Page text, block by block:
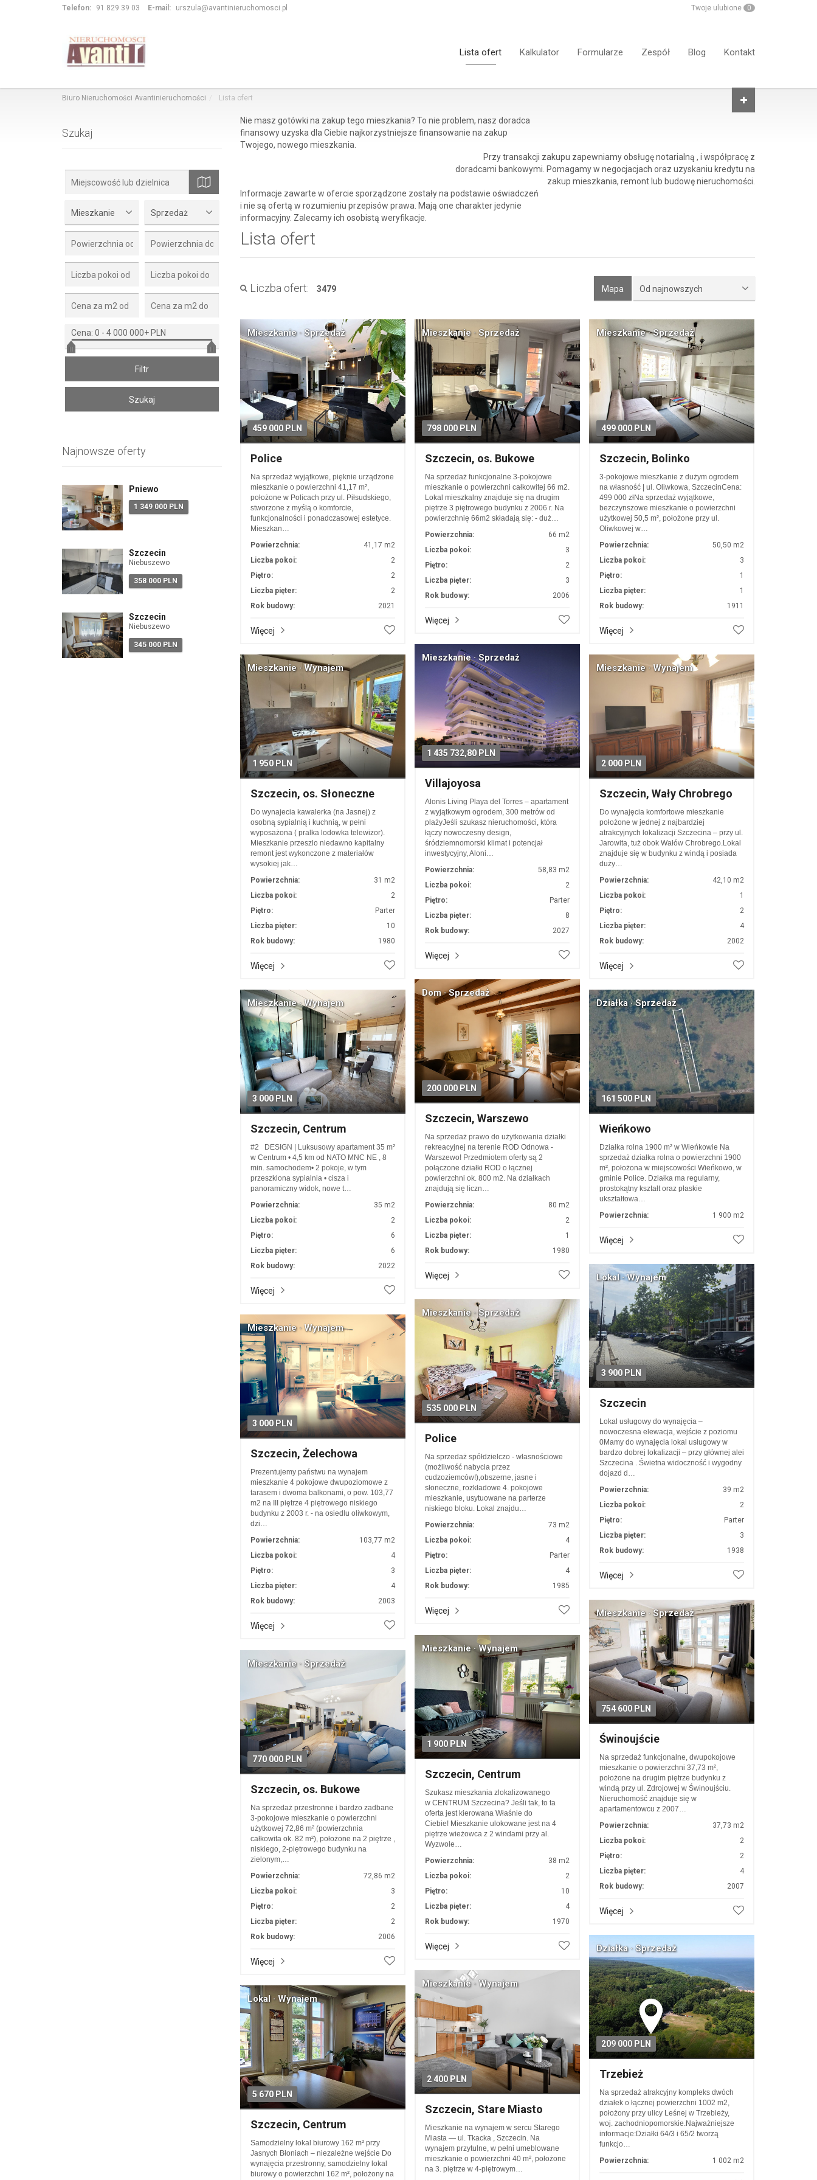
Telefon: 91 829 39 03 E-mail: urszula@avantinieruchomosci.pl Twoje ulubione 0
Lista ofert Kalkulator Formularze Zespół Blog Kontakt
Biuro Nieruchomości Avantinieruchomości Lista ofert
Szukaj
Mieszkanie Sprzedaż
Cena: 0 - 4 000 000+ PLN
Najnowsze oferty
Pniewo
1 349 000 PLN
Szczecin
Niebuszewo
358 000 PLN
Szczecin
Niebuszewo
345 000 PLN
Nie masz gotówki na zakup tego mieszkania? To nie problem, nasz doradca
finansowy uzyska dla Ciebie najkorzystniejsze finansowanie na zakup
Twojego, nowego mieszkania.
Przy transakcji zakupu zapewniamy obsługę notarialną , i współpracę z
doradcami bankowymi. Pomagamy w negocjacjach oraz uzyskaniu kredytu na
zakup mieszkania, remont lub budowę nieruchomości.
Informacje zawarte w ofercie sporządzone zostały na podstawie oświadczeń
i nie są ofertą w rozumieniu przepisów prawa. Mają one charakter jedynie
informacyjny. Zalecamy ich osobistą weryfikacje.
Lista ofert
Liczba ofert: 3479 Mapa Od najnowszych
459 000 PLN
Mieszkanie · Sprzedaż
Police
Na sprzedaż wyjątkowe, pięknie urządzone
mieszkanie o powierzchni 41,17 m²,
położone w Policach przy ul. Piłsudskiego,
stworzone z myślą o komforcie,
funkcjonalności i ponadczasowej estetyce.
Mieszkan…
Powierzchnia:
41,17 m2
Liczba pokoi:
2
Piętro:
2
Liczba pięter:
2
Rok budowy:
2021
Więcej
798 000 PLN
Mieszkanie · Sprzedaż
Szczecin, os. Bukowe
Na sprzedaż funkcjonalne 3-pokojowe
mieszkanie o powierzchni całkowitej 66 m2.
Lokal mieszkalny znajduje się na drugim
piętrze 3 piętrowego budynku z 2006 r. Na
powierzchnię 66m2 składają się: - duż…
Powierzchnia:
66 m2
Liczba pokoi:
3
Piętro:
2
Liczba pięter:
3
Rok budowy:
2006
Więcej
499 000 PLN
Mieszkanie · Sprzedaż
Szczecin, Bolinko
3-pokojowe mieszkanie z dużym ogrodem
na własność | ul. Oliwkowa, SzczecinCena:
499 000 złNa sprzedaż wyjątkowe,
bezczynszowe mieszkanie o powierzchni
użytkowej 50,5 m², położone przy ul.
Oliwkowej w…
Powierzchnia:
50,50 m2
Liczba pokoi:
3
Piętro:
1
Liczba pięter:
1
Rok budowy:
1911
Więcej
1 435 732,80 PLN
Mieszkanie · Sprzedaż
Villajoyosa
Alonis Living Playa del Torres – apartament
z wyjątkowym ogrodem, 300 metrów od
plażyJeśli szukasz nieruchomości, która
łączy nowoczesny design,
śródziemnomorski klimat i potencjał
inwestycyjny, Aloni…
Powierzchnia:
58,83 m2
Liczba pokoi:
2
Piętro:
Parter
Liczba pięter:
8
Rok budowy:
2027
Więcej
1 950 PLN
Mieszkanie · Wynajem
Szczecin, os. Słoneczne
Do wynajecia kawalerka (na Jasnej) z
osobną sypialnią i kuchnią, w pełni
wyposażona ( pralka lodowka telewizor).
Mieszkanie przeszlo niedawno kapitalny
remont jest wykonczone z materiałów
wysokiej jak…
Powierzchnia:
31 m2
Liczba pokoi:
2
Piętro:
Parter
Liczba pięter:
10
Rok budowy:
1980
Więcej
2 000 PLN
Mieszkanie · Wynajem
Szczecin, Wały Chrobrego
Do wynajęcia komfortowe mieszkanie
położone w jednej z najbardziej
atrakcyjnych lokalizacji Szczecina – przy ul.
Jarowita, tuż obok Wałów Chrobrego.Lokal
znajduje się w budynku z windą i posiada
duży…
Powierzchnia:
42,10 m2
Liczba pokoi:
1
Piętro:
2
Liczba pięter:
4
Rok budowy:
2002
Więcej
200 000 PLN
Dom · Sprzedaż
Szczecin, Warszewo
Na sprzedaż prawo do użytkowania działki
rekreacyjnej na terenie ROD Odnowa -
Warszewo! Przedmiotem oferty są 2
połączone działki ROD o łącznej
powierzchni ok. 800 m2. Na działkach
znajdują się liczn…
Powierzchnia:
80 m2
Liczba pokoi:
2
Liczba pięter:
1
Rok budowy:
1980
Więcej
3 000 PLN
Mieszkanie · Wynajem
Szczecin, Centrum
#2 DESIGN | Luksusowy apartament 35 m²
w Centrum • 4,5 km od NATO MNC NE , 8
min. samochodem• 2 pokoje, w tym
przeszklona sypialnia • cisza i
panoramiczny widok, nowe t…
Powierzchnia:
35 m2
Liczba pokoi:
2
Piętro:
6
Liczba pięter:
6
Rok budowy:
2022
Więcej
161 500 PLN
Działka · Sprzedaż
Wieńkowo
Działka rolna 1900 m² w Wieńkowie Na
sprzedaż działka rolna o powierzchni 1900
m², położona w miejscowości Wieńkowo, w
gminie Police. Działka ma regularny,
prostokątny kształt oraz płaskie
ukształtowa…
Powierzchnia:
1 900 m2
Więcej
3 900 PLN
Lokal · Wynajem
Szczecin
Lokal usługowy do wynajęcia –
nowoczesna elewacja, wejście z poziomu
0Mamy do wynajęcia lokal usługowy w
bardzo dobrej lokalizacji – przy głównej alei
Szczecina . Świetna widoczność i wygodny
dojazd d…
Powierzchnia:
39 m2
Liczba pokoi:
2
Piętro:
Parter
Liczba pięter:
3
Rok budowy:
1938
Więcej
535 000 PLN
Mieszkanie · Sprzedaż
Police
Na sprzedaż spółdzielczo - własnościowe
(możliwość nabycia przez
cudzoziemców!),obszerne, jasne i
słoneczne, rozkładowe 4. pokojowe
mieszkanie, usytuowane na parterze
niskiego bloku. Lokal znajdu…
Powierzchnia:
73 m2
Liczba pokoi:
4
Piętro:
Parter
Liczba pięter:
4
Rok budowy:
1985
Więcej
3 000 PLN
Mieszkanie · Wynajem
Szczecin, Żelechowa
Prezentujemy państwu na wynajem
mieszkanie 4 pokojowe dwupoziomowe z
tarasem i dwoma balkonami, o pow. 103,77
m2 na III piętrze 4 piętrowego niskiego
budynku z 2003 r. - na osiedlu oliwkowym,
dzi…
Powierzchnia:
103,77 m2
Liczba pokoi:
4
Piętro:
3
Liczba pięter:
4
Rok budowy:
2003
Więcej
754 600 PLN
Mieszkanie · Sprzedaż
Świnoujście
Na sprzedaż funkcjonalne, dwupokojowe
mieszkanie o powierzchni 37,73 m²,
położone na drugim piętrze budynku z
windą przy ul. Zdrojowej w Świnoujściu.
Nieruchomość znajduje się w
apartamentowcu z 2007…
Powierzchnia:
37,73 m2
Liczba pokoi:
2
Piętro:
2
Liczba pięter:
4
Rok budowy:
2007
Więcej
1 900 PLN
Mieszkanie · Wynajem
Szczecin, Centrum
Szukasz mieszkania zlokalizowanego
w CENTRUM Szczecina? Jeśli tak, to ta
oferta jest kierowana Właśnie do
Ciebie! Mieszkanie ulokowane jest na 4
piętrze wieżowca z 2 windami przy al.
Wyzwole…
Powierzchnia:
38 m2
Liczba pokoi:
2
Piętro:
10
Liczba pięter:
4
Rok budowy:
1970
Więcej
770 000 PLN
Mieszkanie · Sprzedaż
Szczecin, os. Bukowe
Na sprzedaż przestronne i bardzo zadbane
3-pokojowe mieszkanie o powierzchni
użytkowej 72,86 m² (powierzchnia
całkowita ok. 82 m²), położone na 2 piętrze ,
niskiego, 2-piętrowego budynku na
zielonym,…
Powierzchnia:
72,86 m2
Liczba pokoi:
3
Piętro:
2
Liczba pięter:
2
Rok budowy:
2006
Więcej
209 000 PLN
Działka · Sprzedaż
Trzebież
Na sprzedaż atrakcyjny kompleks dwóch
działek o łącznej powierzchni 1002 m2,
położony przy ulicy Leśnej w Trzebieży,
woj. zachodniopomorskie.Najważniejsze
informacje:Działki 64/3 i 65/2 tworzą
funkcjo…
Powierzchnia:
1 002 m2
2 400 PLN
Mieszkanie · Wynajem
Szczecin, Stare Miasto
Mieszkanie na wynajem w sercu Starego
Miasta — ul. Tkacka , Szczecin. Na
wynajem przytulne, w pełni umeblowane
mieszkanie o powierzchni 40 m², położone
na 3. piętrze w 4-piętrowym…
5 670 PLN
Lokal · Wynajem
Szczecin, Centrum
Samodzielny lokal biurowy 162 m² przy
Jasnych Błoniach – niezależne wejście Do
wynajęcia przestronny, samodzielny lokal
biurowy o powierzchni 162 m², położony na